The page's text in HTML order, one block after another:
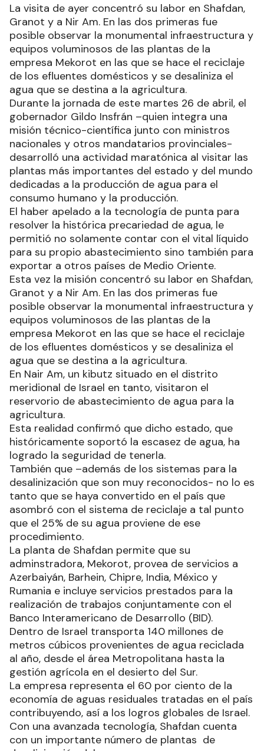
La visita de ayer concentró su labor en Shafdan,
Granot y a Nir Am. En las dos primeras fue
posible observar la monumental infraestructura y
equipos voluminosos de las plantas de la
empresa Mekorot en las que se hace el reciclaje
de los efluentes domésticos y se desaliniza el
agua que se destina a la agricultura.
Durante la jornada de este martes 26 de abril, el
gobernador Gildo Insfrán –quien integra una
misión técnico-científica junto con ministros
nacionales y otros mandatarios provinciales-
desarrolló una actividad maratónica al visitar las
plantas más importantes del estado y del mundo
dedicadas a la producción de agua para el
consumo humano y la producción.
El haber apelado a la tecnología de punta para
resolver la histórica precariedad de agua, le
permitió no solamente contar con el vital líquido
para su propio abastecimiento sino también para
exportar a otros países de Medio Oriente.
Esta vez la misión concentró su labor en Shafdan,
Granot y a Nir Am. En las dos primeras fue
posible observar la monumental infraestructura y
equipos voluminosos de las plantas de la
empresa Mekorot en las que se hace el reciclaje
de los efluentes domésticos y se desaliniza el
agua que se destina a la agricultura.
En Nair Am, un kibutz situado en el distrito
meridional de Israel en tanto, visitaron el
reservorio de abastecimiento de agua para la
agricultura.
Esta realidad confirmó que dicho estado, que
históricamente soportó la escasez de agua, ha
logrado la seguridad de tenerla.
También que –además de los sistemas para la
desalinización que son muy reconocidos- no lo es
tanto que se haya convertido en el país que
asombró con el sistema de reciclaje a tal punto
que el 25% de su agua proviene de ese
procedimiento.
La planta de Shafdan permite que su
adminstradora, Mekorot, provea de servicios a
Azerbaiyán, Barhein, Chipre, India, México y
Rumania e incluye servicios prestados para la
realización de trabajos conjuntamente con el
Banco Interamericano de Desarrollo (BID).
Dentro de Israel transporta 140 millones de
metros cúbicos provenientes de agua reciclada
al año, desde el área Metropolitana hasta la
gestión agrícola en el desierto del Sur.
La empresa representa el 60 por ciento de la
economía de aguas residuales tratadas en el país
contribuyendo, así a los logros globales de Israel.
Con una avanzada tecnología, Shafdan cuenta
con un importante número de plantas de